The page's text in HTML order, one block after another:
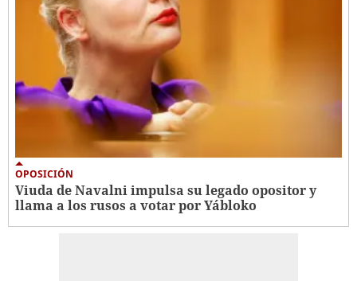
OPOSICIÓN
Viuda de Navalni impulsa su legado opositor y
llama a los rusos a votar por Yábloko